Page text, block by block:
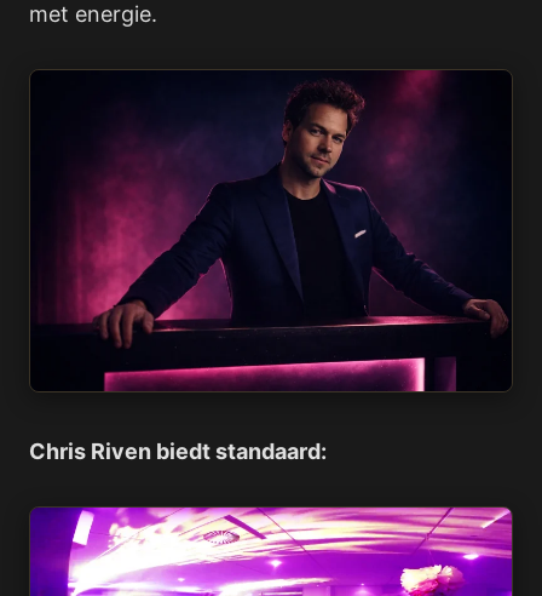
met energie.
Chris Riven biedt standaard: